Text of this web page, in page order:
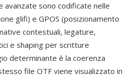
avanzate sono codificate nelle
glifi) e GPOS (posizionamento
contestuali, legature,
e shaping per scritture
determinante è la coerenza
file OTF viene visualizzato in